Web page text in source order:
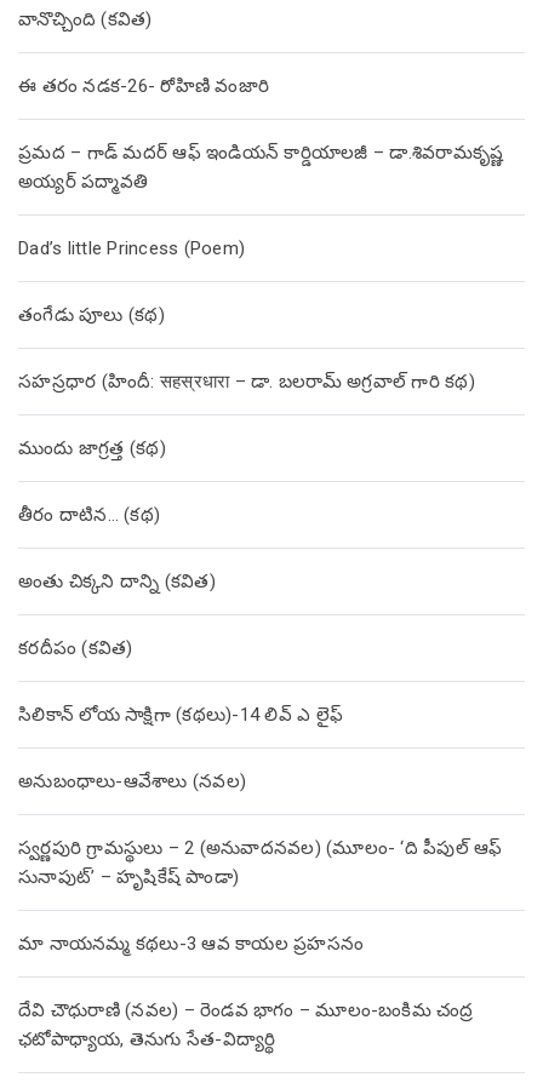
వానొచ్చింది (కవిత)
ఈ తరం నడక-26- రోహిణి వంజారి
ప్రమద – గాడ్ మదర్ ఆఫ్ ఇండియన్ కార్డియాలజీ – డా.శివరామకృష్ణ
అయ్యర్ పద్మావతి
Dad’s little Princess (Poem)
తంగేడు పూలు (క‌థ‌)
సహస్రధార (హిందీ: सहस्रधारा – డా. బలరామ్ అగ్రవాల్ గారి కథ)
ముందు జాగ్రత్త (క‌థ‌)
తీరం దాటిన… (క‌థ‌)
అంతు చిక్కని దాన్ని (కవిత)
కరదీపం (కవిత)
సిలికాన్ లోయ సాక్షిగా (కథలు)-14 లివ్ ఎ లైఫ్
అనుబంధాలు-ఆవేశాలు (నవల)
స్వర్ణపురి గ్రామస్థులు – 2 (అనువాదనవల) (మూలం- ‘ది పీపుల్ ఆఫ్
సునాపుట్’ – హృషికేష్ పాండా)
మా నాయనమ్మ కథలు-3 ఆవ కాయల ప్రహసనం
దేవి చౌధురాణి (నవల) – రెండవ భాగం – మూలం-బంకిమ చంద్ర
ఛటోపాధ్యాయ, తెనుగు సేత-విద్యార్థి